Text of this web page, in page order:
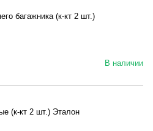
багажника (к-кт 2 шт.)
В наличии
(к-кт 2 шт.) Эталон